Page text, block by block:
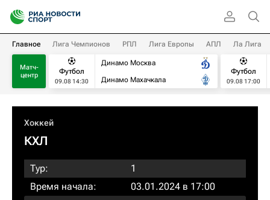
Главное Лига Чемпионов РПЛ Лига Европы АПЛ Ла Лига
Матч-
центр
Футбол
09.08 14:30
Динамо Москва
Динамо Махачкала
Футбол
09.08 17:00
Хоккей
КХЛ
Тур:
1
Время начала:
03.01.2024 в 17:00